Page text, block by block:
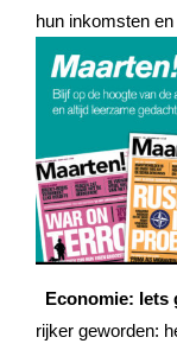
hun inkomsten
Economie: Iets
rijker geworden: